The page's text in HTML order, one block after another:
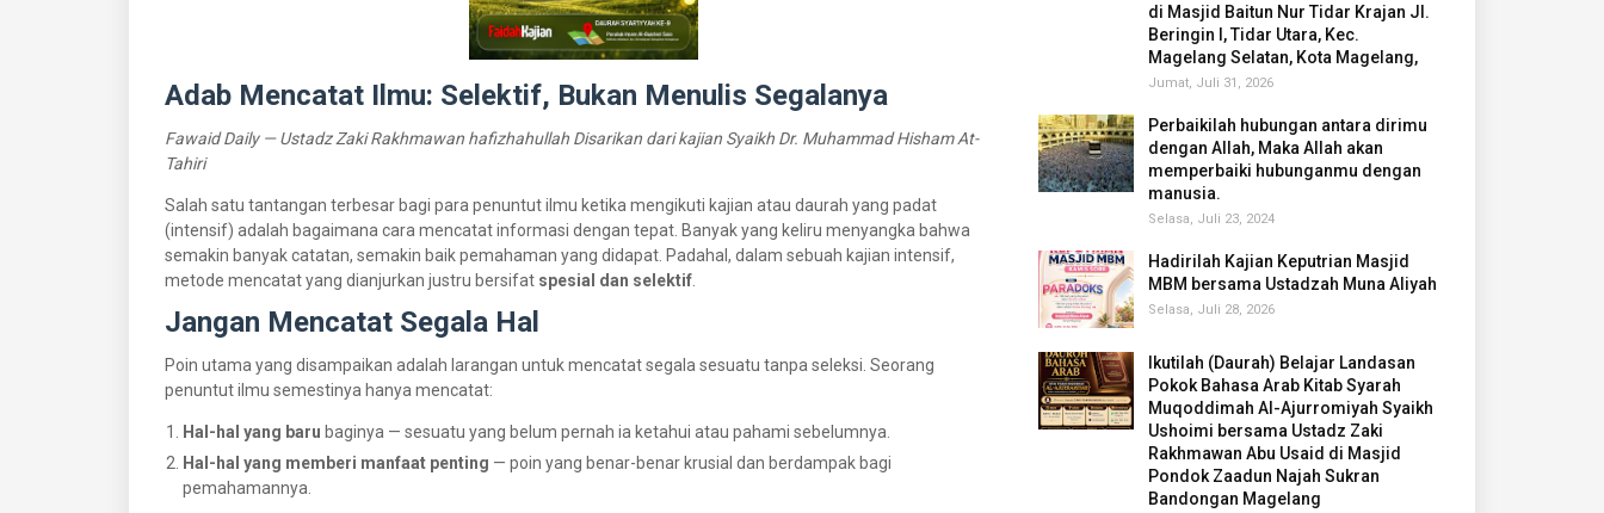
Adab Mencatat Ilmu: Selektif, Bukan Menulis Segalanya
Fawaid Daily — Ustadz Zaki Rakhmawan hafizhahullah Disarikan dari kajian Syaikh Dr. Muhammad Hisham At-
Tahiri
Salah satu tantangan terbesar bagi para penuntut ilmu ketika mengikuti kajian atau daurah yang padat
(intensif) adalah bagaimana cara mencatat informasi dengan tepat. Banyak yang keliru menyangka bahwa
semakin banyak catatan, semakin baik pemahaman yang didapat. Padahal, dalam sebuah kajian intensif,
metode mencatat yang dianjurkan justru bersifat spesial dan selektif
Jangan Mencatat Segala Hal
Poin utama yang disampaikan adalah larangan untuk mencatat segala sesuatu tanpa seleksi. Seorang
penuntut ilmu semestinya hanya mencatat:
Hal-hal yang baru baginya — sesuatu yang belum pernah ia ketahui atau pahami sebelumnya.
Hal-hal yang memberi manfaat penting — poin yang benar-benar krusial dan berdampak bagi
pemahamannya.
di Masjid Baitun Nur Tidar Krajan Jl.
Beringin I, Tidar Utara, Kec.
Magelang Selatan, Kota Magelang,
Jumat, Juli 31, 2026
Perbaikilah hubungan antara dirimu
dengan Allah, Maka Allah akan
memperbaiki hubunganmu dengan
manusia.
Selasa, Juli 23, 2024
Hadirilah Kajian Keputrian Masjid
MBM bersama Ustadzah Muna Aliyah
Selasa, Juli 28, 2026
Ikutilah (Daurah) Belajar Landasan
Pokok Bahasa Arab Kitab Syarah
Muqoddimah Al-Ajurromiyah Syaikh
Ushoimi bersama Ustadz Zaki
Rakhmawan Abu Usaid di Masjid
Pondok Zaadun Najah Sukran
Bandongan Magelang